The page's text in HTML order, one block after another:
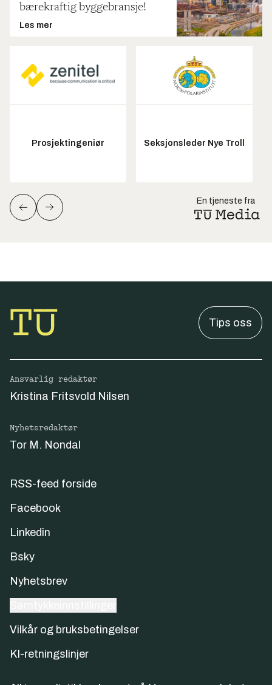
bærekraftig byggebransje!
Les mer
Prosjektingeniør Seksjonsleder Nye Troll
En tjeneste fra
Tips oss
Ansvarlig redaktør
Kristina Fritsvold Nilsen
Nyhetsredaktør
Tor M. Nondal
RSS-feed forside
Facebook
Linkedin
Bsky
Nyhetsbrev
Vilkår og bruksbetingelser
KI-retningslinjer